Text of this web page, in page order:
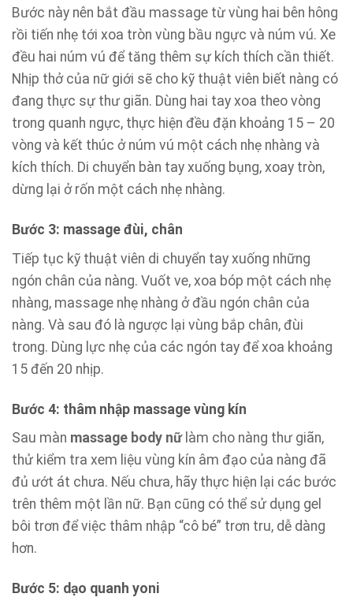
Bước này nên bắt đầu massage từ vùng hai bên hông
rồi tiến nhẹ tới xoa tròn vùng bầu ngực và núm vú. Xe
đều hai núm vú để tăng thêm sự kích thích cần thiết.
Nhịp thở của nữ giới sẽ cho kỹ thuật viên biết nàng có
đang thực sự thư giãn. Dùng hai tay xoa theo vòng
trong quanh ngực, thực hiện đều đặn khoảng 15 – 20
vòng và kết thúc ở núm vú một cách nhẹ nhàng và
kích thích. Di chuyển bàn tay xuống bụng, xoay tròn,
dừng lại ở rốn một cách nhẹ nhàng.
Bước 3: massage đùi, chân
Tiếp tục kỹ thuật viên di chuyển tay xuống những
ngón chân của nàng. Vuốt ve, xoa bóp một cách nhẹ
nhàng, massage nhẹ nhàng ở đầu ngón chân của
nàng. Và sau đó là ngược lại vùng bắp chân, đùi
trong. Dùng lực nhẹ của các ngón tay để xoa khoảng
15 đến 20 nhịp.
Bước 4: thâm nhập massage vùng kín
Sau màn massage body nữlàm cho nàng thư giãn,
thử kiểm tra xem liệu vùng kín âm đạo của nàng đã
đủ ướt át chưa. Nếu chưa, hãy thực hiện lại các bước
trên thêm một lần nữ. Bạn cũng có thể sử dụng gel
bôi trơn để việc thâm nhập “cô bé” trơn tru, dễ dàng
hơn.
Bước 5: dạo quanh yoni